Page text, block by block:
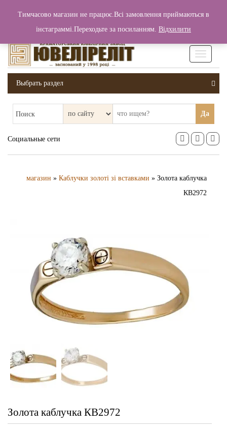
Вход / Регистрация 0 грн.
Выбрать раздел
Поиск Да
Социальные сети
магазин » Каблучки золоті зі вставками » Золота каблучка
КВ2972
Золота каблучка КВ2972
Тимчасово магазин не працює.Всі замовлення приймаються в
інстаграммі.Переходьте за посиланням. Відхилити